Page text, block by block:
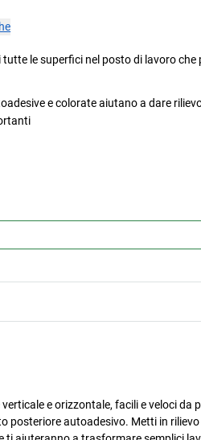
le superfici nel posto di lavoro
e colorate aiutano a dare
e orizzontale, facili e veloci da
posteriore autoadesivo. Metti in rilievo